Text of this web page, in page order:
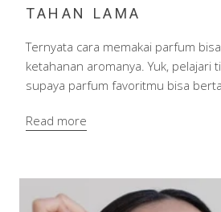
TAHAN LAMA
Ternyata cara memakai parfum
ketahanan aromanya. Yuk, pelajari
supaya parfum favoritmu bisa
Read more